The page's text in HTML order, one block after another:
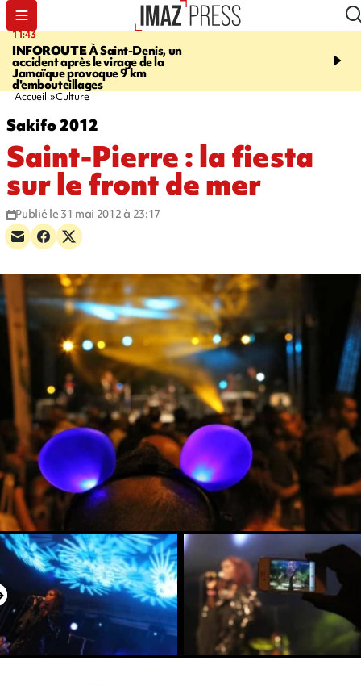
11:43
INFOROUTEÀ Saint-Denis, un
accident après le virage de la
Jamaïque provoque 9 km
d'embouteillages
16:35
gendarmes évacuent
Accueil Culture
Sakifo 2012
Saint-Pierre : la fiesta
sur le front de mer
Publié le 31 mai 2012 à 23:17